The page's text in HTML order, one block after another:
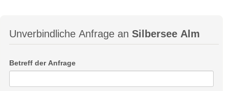
Unverbindliche Anfrage an Silbersee Alm
Betreff der Anfrage